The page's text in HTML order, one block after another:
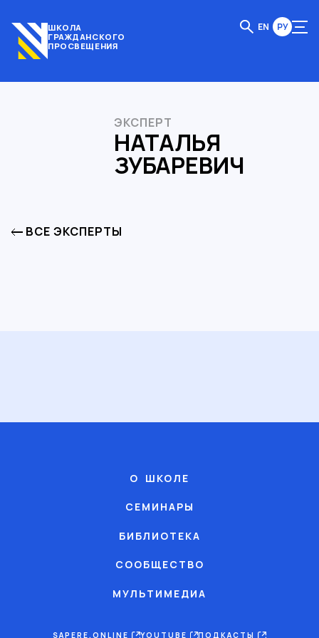
ШКОЛА
ГРАЖДАНСКОГО
ПРОСВЕЩЕНИЯ
EN РУ
ЭКСПЕРТ
НАТАЛЬЯ
ЗУБАРЕВИЧ
ВСЕ ЭКСПЕРТЫ
О ШКОЛЕ
СЕМИНАРЫ
БИБЛИОТЕКА
СООБЩЕСТВО
МУЛЬТИМЕДИА
SAPERE.ONLINE YOUTUBE ПОДКАСТЫ